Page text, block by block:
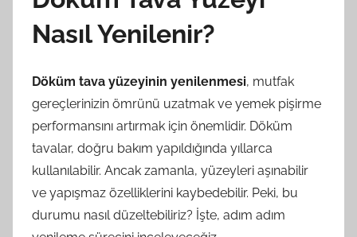
Nasıl Yenilenir?
Döküm tava yüzeyinin yenilenmesi, mutfak
gereçlerinizin ömrünü uzatmak ve yemek pişirme
performansını artırmak için önemlidir. Döküm
tavalar, doğru bakım yapıldığında yıllarca
kullanılabilir. Ancak zamanla, yüzeyleri aşınabilir
ve yapışmaz özelliklerini kaybedebilir. Peki, bu
durumu nasıl düzeltebiliriz? İşte, adım adım